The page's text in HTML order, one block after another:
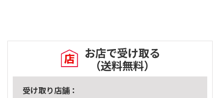
お店で受け取る
（送料無料）
受け取り店舗：